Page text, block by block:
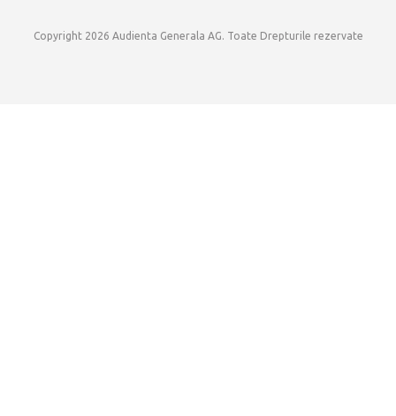
Copyright 2026 Audienta Generala AG. Toate Drepturile rezervate